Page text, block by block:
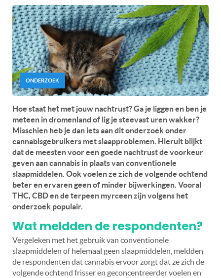
ONDERZOEK
Hoe staat het met jouw nachtrust? Ga je liggen en ben je
meteen in dromenland of lig je steevast uren wakker?
Misschien heb je dan iets aan dit onderzoek onder
cannabisgebruikers met slaapproblemen. Hieruit blijkt
dat de meesten voor een goede nachtrust de voorkeur
geven aan cannabis in plaats van conventionele
slaapmiddelen. Ook voelen ze zich de volgende ochtend
beter en ervaren geen of minder bijwerkingen. Vooral
THC, CBD en de terpeen myrceen zijn volgens het
onderzoek populair.
Wat meldden de respondenten?
Vergeleken met het gebruik van conventionele
slaapmiddelen of helemaal geen slaapmiddelen, meldden
de respondenten dat cannabis ervoor zorgt dat ze zich de
volgende ochtend frisser en geconcentreerder voelen en